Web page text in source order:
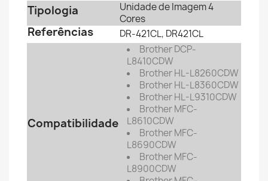
Tipologia
Unidade de Imagem 4
Cores
Referências DR-421CL, DR421CL
Compatibilidade
Brother DCP-
L8410CDW
Brother HL-L8260CDW
Brother HL-L8360CDW
Brother HL-L9310CDW
Brother MFC-
L8610CDW
Brother MFC-
L8690CDW
Brother MFC-
L8900CDW